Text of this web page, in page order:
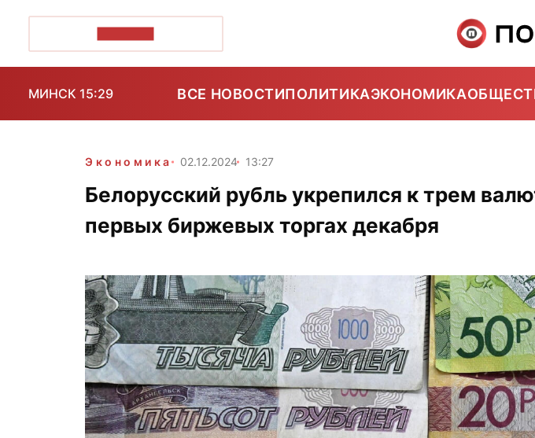
МИНСК 15:29 ВСЕ НОВОСТИПОЛИТИКАЭКОНОМИКА
Экономика 02.12.2024 13:27
Белорусский рубль укрепился к трем
первых биржевых торгах декабря